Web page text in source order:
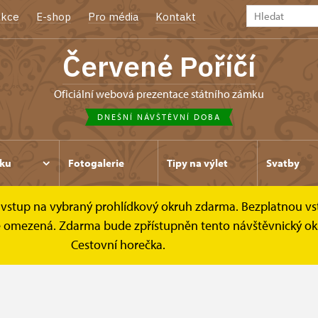
E-shop Pro média Kontakt
Červené Poříčí
oficiální webová prezentace státního zámku
DNEŠNÍ NÁVŠTĚVNÍ DOBA
Fotogalerie Tipy na výlet Svatby
na vybraný prohlídkový okruh zdarma. Bezplatnou
Zdarma bude zpřístupněn tento návštěvnický
Cestovní horečka.
Návštěvní doba